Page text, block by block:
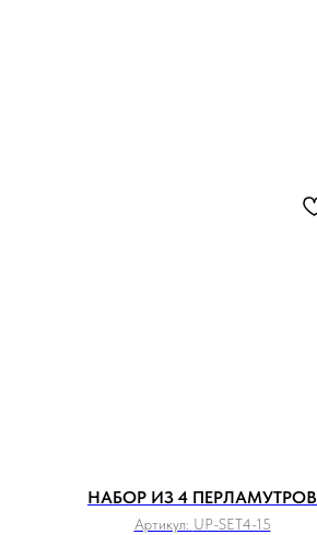
НАБОР ИЗ 4 ПЕРЛАМУТРОВ
Артикул: UP-SET4-15